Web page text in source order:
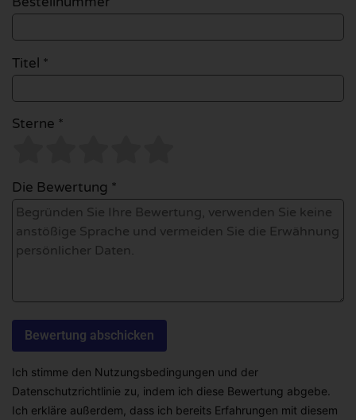
Titel *
Sterne *
Die Bewertung *
Ich stimme den Nutzungsbedingungen und der
Datenschutzrichtlinie zu, indem ich diese Bewertung abgebe.
Ich erkläre außerdem, dass ich bereits Erfahrungen mit diesem